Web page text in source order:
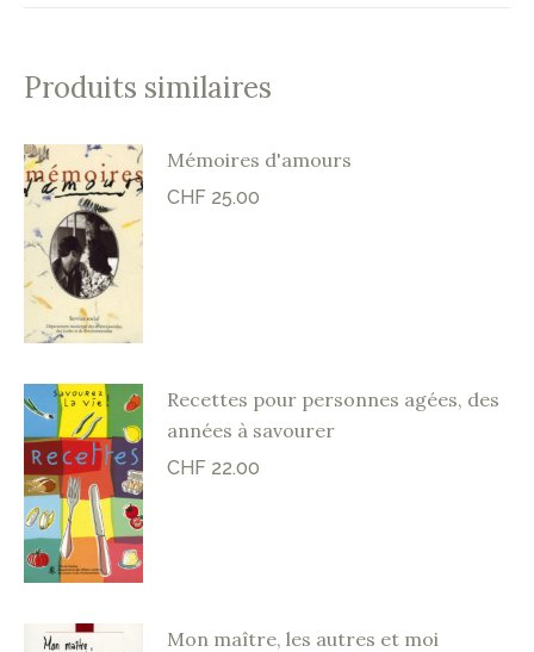
Produits similaires
Mémoires d'amours
CHF 25.00
Recettes pour personnes agées, des
années à savourer
CHF 22.00
Mon maître, les autres et moi